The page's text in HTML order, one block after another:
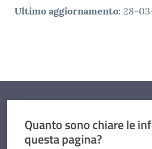
Ultimo aggiornamento: 28-
Quanto sono chiare le
questa pagina?